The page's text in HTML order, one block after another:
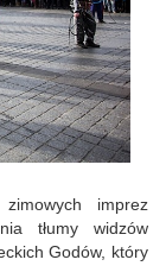
imprez
tłumy widzów
Godów, który